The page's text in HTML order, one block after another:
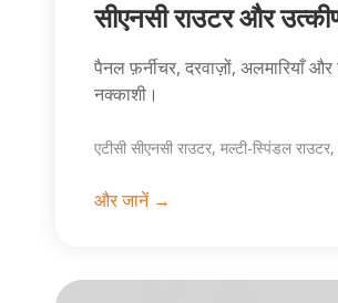
सीएनसी राउटर और
पैनल फ़र्नीचर, दरवाज़ों, अलमारियाँ और
नक्काशी।
एटीसी सीएनसी राउटर, मल्टी-स्पिंडल
और जानें →